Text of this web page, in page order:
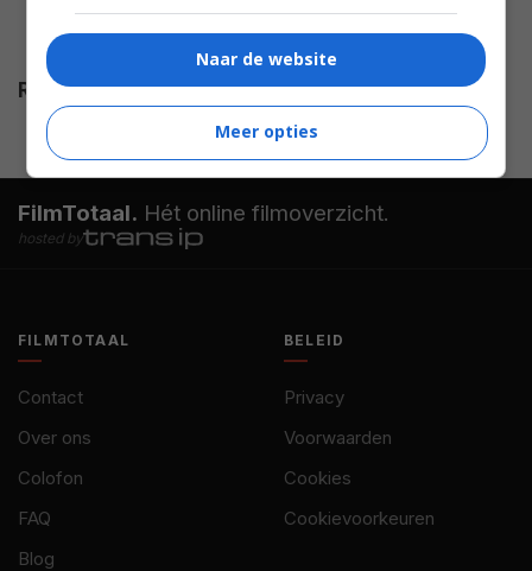
Müller,Craig Nelson,Susan
Ray
Timothy Ray
Release
01.10.1980
FilmTotaal. Hét online filmoverzicht.
hosted by
FILMTOTAAL
Contact
Over ons
Colofon
FAQ
Blog
BELEID
Privacy
Voorwaarden
Cookies
Cookievoorkeuren
Naar de website
Meer opties